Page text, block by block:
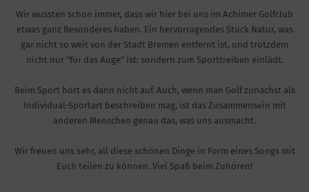
Wir wussten schon immer, dass wir hier bei uns im Achimer Golfclub
etwas ganz Besonderes haben. Ein hervorragendes Stück Natur, was
gar nicht so weit von der Stadt Bremen entfernt ist, und trotzdem
nicht nur "für das Auge" ist: sondern zum Sporttreiben einlädt.
Beim Sport hört es dann nicht auf. Auch, wenn man Golf zunächst als
Individual-Sportart beschreiben mag, ist das Zusammensein mit
anderen Menschen genau das, was uns ausmacht.
Wir freuen uns sehr, all diese schönen Dinge in Form eines Songs mit
Euch teilen zu können. Viel Spaß beim Zuhören!